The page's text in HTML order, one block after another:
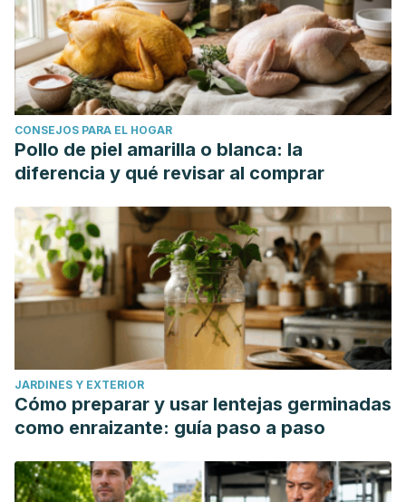
PMC4667261.
Zhang, B., Deng, Z., Tang, Y., Chen, P. X., Liu, R., Dan
Ramdath, D., Liu, Q., Hernandez, M., & Tsao, R. (2017).
Bioaccessibility, in vitro antioxidant and anti-inflammatory
activities of phenolics in cooked green lentil (Lens
culinaris). Journal of Functional Foods, 32, 248–255.
https://doi.org/10.1016/j.jff.2017.03.004
Świeca M, Gawlik-Dziki U. Effects of sprouting and
postharvest storage under cool temperature conditions on
starch content and antioxidant capacity of green pea, lentil
and young mung bean sprouts. Food Chem. 2015 Oct
15;185:99-105. doi: 10.1016/j.foodchem.2015.03.108. Epub
2015 Apr 2. PMID: 25952846.
CONSEJOS PARA EL HOGAR
Pollo de piel amarilla o blanca: la
diferencia y qué revisar al comprar
JARDINES Y EXTERIOR
Cómo preparar y usar lentejas germinadas
como enraizante: guía paso a paso